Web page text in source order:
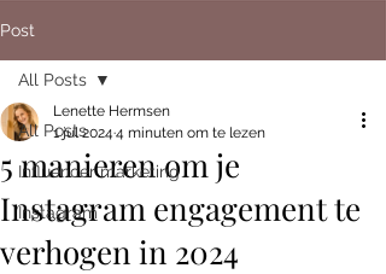
Post
All Posts
Influencer marketing
Instagram
All Posts
5 manieren om je
Instagram engagement te
verhogen in 2024
Lenette Hermsen
1 jul 2024 4 minuten om te lezen